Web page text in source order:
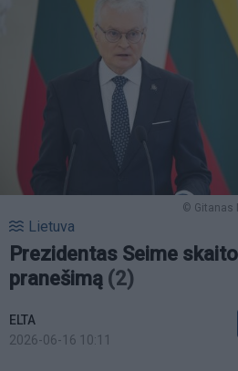
© Gitanas
Lietuva
Prezidentas Seime
pranešimą (2)
ELTA
2026-06-16 10:11